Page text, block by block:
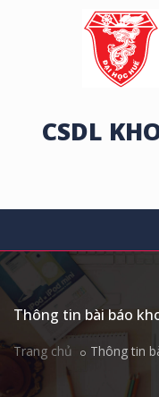
CSDL
Thông tin bài báo
Trang chủ Thông tin